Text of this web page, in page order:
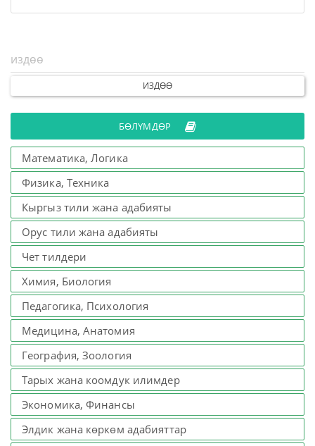
ИЗДӨӨ
БӨЛҮМДӨР
Математика, Логика
Физика, Техника
Кыргыз тили жана адабияты
Орус тили жана адабияты
Чет тилдери
Химия, Биология
Педагогика, Психология
Медицина, Анатомия
География, Зоология
Тарых жана коомдук илимдер
Экономика, Финансы
Элдик жана көркөм адабияттар